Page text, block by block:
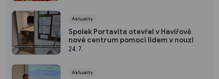
Aktuality
Spolek Portavita otevřel v Havířově
nové centrum pomoci lidem v nouzi
24. 7.
Aktuality